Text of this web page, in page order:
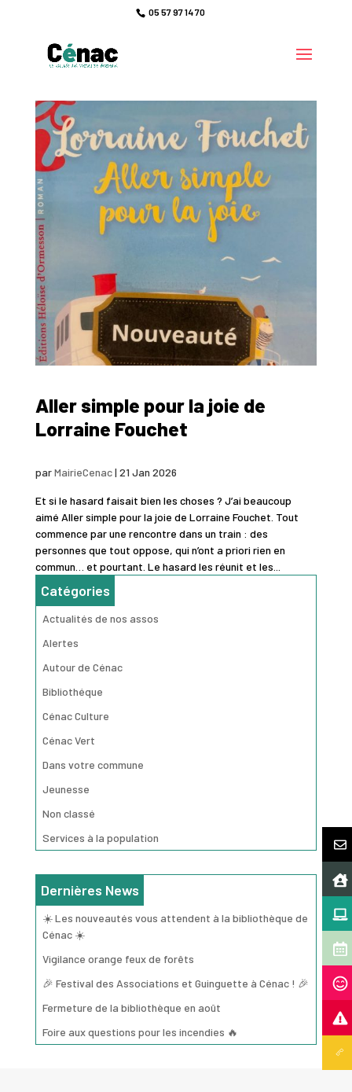
05 57 97 14 70
Aller simple pour la joie de
Lorraine Fouchet
parMairieCenac| 21 Jan 2026
Et si le hasard faisait bien les choses ? J’ai beaucoup
aimé Aller simple pour la joie de Lorraine Fouchet. Tout
commence par une rencontre dans un train : des
personnes que tout oppose, qui n’ont a priori rien en
commun… et pourtant. Le hasard les réunit et les...
Catégories
Actualités de nos assos
Alertes
Autour de Cénac
Bibliothéque
Cénac Culture
Cénac Vert
Dans votre commune
Jeunesse
Non classé
Services à la population
Dernières News
☀️ Les nouveautés vous attendent à la bibliothèque de
Cénac ☀️
Vigilance orange feux de forêts
🎉 Festival des Associations et Guinguette à Cénac ! 🎉
Fermeture de la bibliothèque en août
Foire aux questions pour les incendies 🔥